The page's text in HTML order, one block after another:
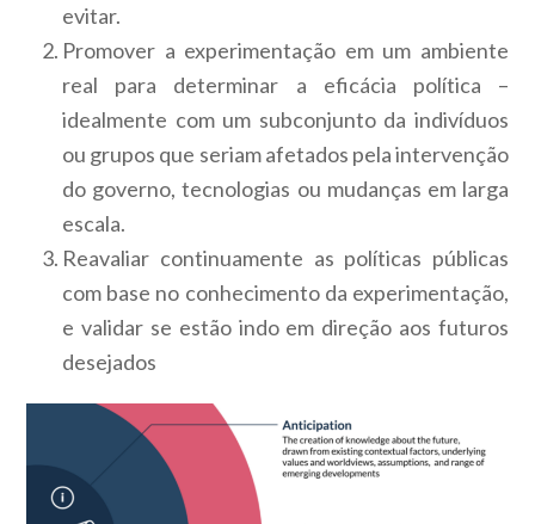
evitar.
Promover a experimentação em um ambiente
real para determinar a eficácia política –
idealmente com um subconjunto da indivíduos
ou grupos que seriam afetados pela intervenção
do governo, tecnologias ou mudanças em larga
escala.
Reavaliar continuamente as políticas públicas
com base no conhecimento da experimentação,
e validar se estão indo em direção aos futuros
desejados